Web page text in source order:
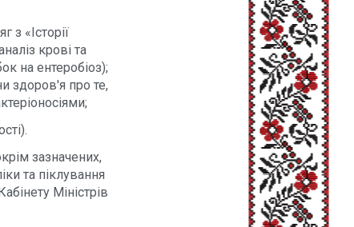
«Історії
крові та
на ентеробіоз);
здоров'я про те,
зазначених,
та піклування
Міністрів